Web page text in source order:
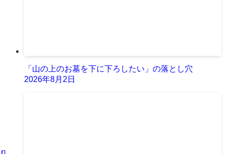
「山の上のお墓を下に下ろしたい」の落とし穴
2026年8月2日